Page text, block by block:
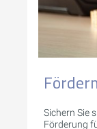
Sichern Sie
Förderung